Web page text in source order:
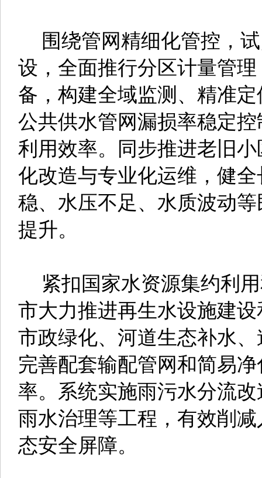
围绕管网精细化管控，
设，全面推行分区计量管
备，构建全域监测、精准
公共供水管网漏损率稳定
利用效率。同步推进老旧
化改造与专业化运维，健
稳、水压不足、水质波动
提升。
紧扣国家水资源集约利
市大力推进再生水设施建
市政绿化、河道生态补水
完善配套输配管网和简易
率。系统实施雨污水分流
雨水治理等工程，有效削
态安全屏障。